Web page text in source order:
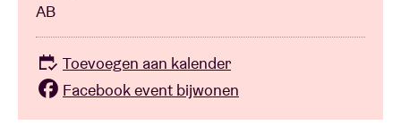
AB
Toevoegen aan kalender
Facebook event bijwonen